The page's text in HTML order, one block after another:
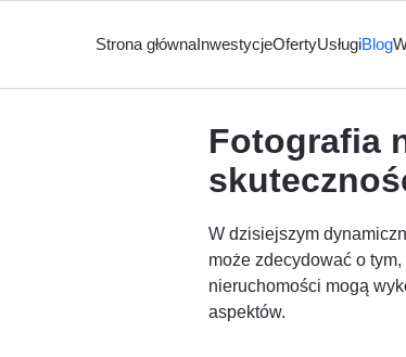
Strona głównaInwestycjeOfertyUsługiBlog
Fotografia
W dzisiejszym
może zdecydować o
nieruchomości mogą
aspektów.